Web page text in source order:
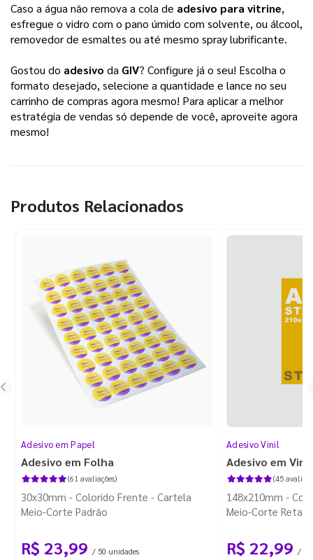
Caso a água não remova a cola de adesivo para vitrine,
esfregue o vidro com o pano úmido com solvente, ou álcool,
removedor de esmaltes ou até mesmo spray lubrificante.
Gostou do adesivo da GIV? Configure já o seu! Escolha o
formato desejado, selecione a quantidade e lance no seu
carrinho de compras agora mesmo! Para aplicar a melhor
estratégia de vendas só depende de você, aproveite agora
mesmo!
Produtos Relacionados
Adesivo em Papel
Adesivo em Folha
(61 avaliações)
30x30mm - Colorido Frente - Cartela
Meio-Corte Padrão
R$ 23,99 / 50 unidades
Adesivo Vinil
Adesivo em Vinil
(45
148x210mm -
Meio-Corte
R$ 22,99 / 1